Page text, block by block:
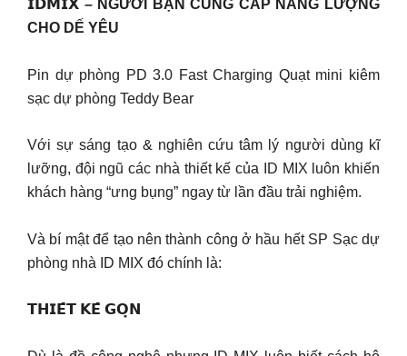
𝗜𝗗𝗠𝗜𝗫 – NGƯỜI BẠN CUNG CẤP NĂNG LƯỢNG
CHO DẾ YÊU
Pin dự phòng PD 3.0 Fast Charging Quạt mini kiêm
sạc dự phòng Teddy Bear
Với sự sáng tạo & nghiên cứu tâm lý người dùng kĩ
lưỡng, đội ngũ các nhà thiết kế của ID MIX luôn khiến
khách hàng “ưng bụng” ngay từ lần đầu trải nghiệm.
Và bí mật để tạo nên thành công ở hầu hết SP Sạc dự
phòng nhà ID MIX đó chính là:
𝗧𝗛𝗜𝗘̂́𝗧 𝗞𝗘̂́ 𝗚𝗢̣𝗡